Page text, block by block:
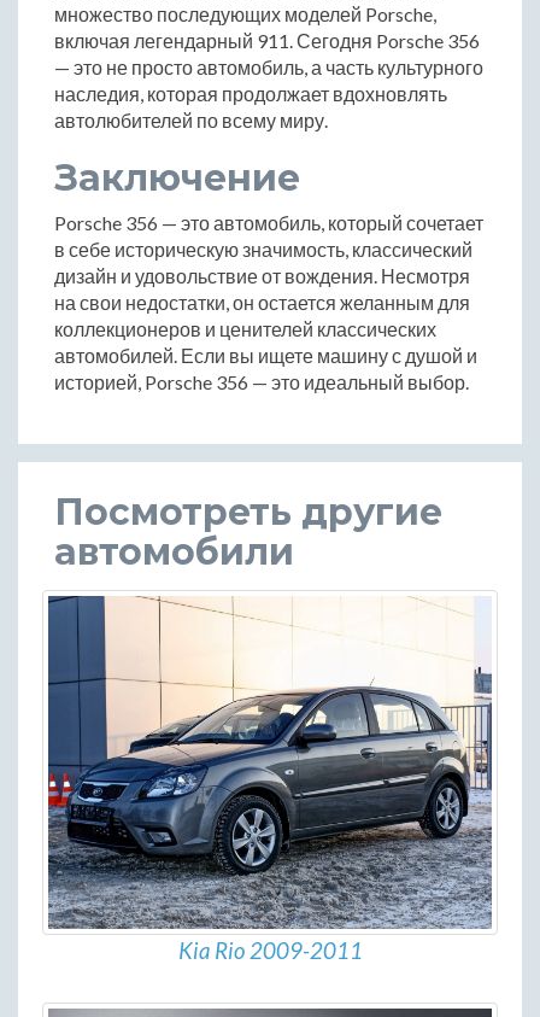
множество последующих моделей Porsche,
включая легендарный 911. Сегодня Porsche 356
— это не просто автомобиль, а часть культурного
наследия, которая продолжает вдохновлять
автолюбителей по всему миру.
Заключение
Porsche 356 — это автомобиль, который сочетает
в себе историческую значимость, классический
дизайн и удовольствие от вождения. Несмотря
на свои недостатки, он остается желанным для
коллекционеров и ценителей классических
автомобилей. Если вы ищете машину с душой и
историей, Porsche 356 — это идеальный выбор.
Посмотреть другие
автомобили
Kia Rio 2009-2011